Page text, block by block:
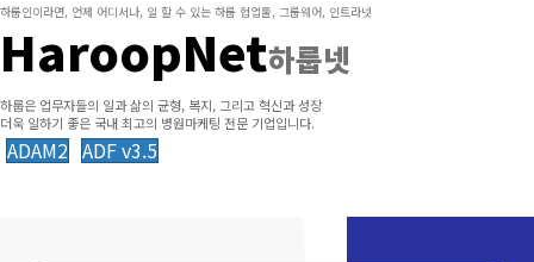
하룹인이라면, 언제 어디서나, 일 할 수 있는 하룹 협업툴, 그룹웨어, 인트라넷
HaroopNet하룹넷
하룹은 업무자들의 일과 삶의 균형, 복지, 그리고 혁신과 성장
더욱 일하기 좋은 국내 최고의 병원마케팅 전문 기업입니다.
ADAM2 ADF v3.5